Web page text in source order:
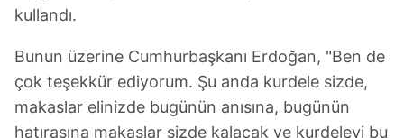
kullandı.
Bunun üzerine Cumhurbaşkanı Erdoğan, "Ben de
çok teşekkür ediyorum. Şu anda kurdele sizde,
makaslar elinizde bugünün anısına, bugünün
hatırasına makaslar sizde kalacak ve kurdeleyi bu